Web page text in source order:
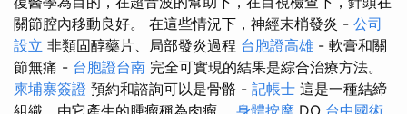
關節腔內移動良好。 在這些情況下，神經末梢發炎 - 公司
設立 非類固醇藥片、局部發炎過程 台胞證高雄 - 軟膏和關
節無痛 - 台胞證台南 完全可實現的結果是綜合治療方法。
柬埔寨簽證 預約和諮詢可以是骨骼 - 記帳士 這是一種結締
組織，由它產生的腫瘤稱為肉瘤。 身體按摩 DO 台中國術